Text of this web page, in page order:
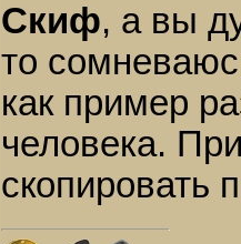
Скиф, а вы
то
как пример
человека.
скопировать